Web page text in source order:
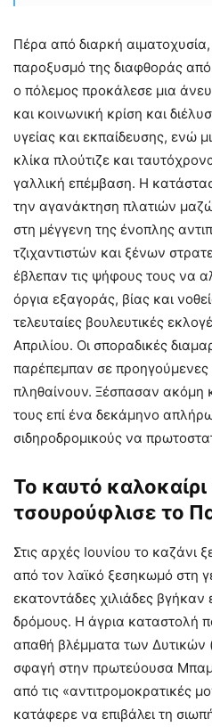
Πέρα από διαρκή
παροξυσμό της διαφθοράς
ο πόλεμος προκάλεσε μια
και κοινωνική κρίση και
υγείας και εκπαίδευσης, ενώ
κλίκα πλούτιζε και
γαλλική επέμβαση. Η
την αγανάκτηση πλατιών
στη μέγγενη της ένοπλης
τζιχαντιστών και ξένων
έβλεπαν τις ψήφους τους να
όργια εξαγοράς, βίας και
τελευταίες βουλευτικές
Απριλίου. Οι σποραδικές
παρέπεμπαν σε προηγούμενες
πληθαίνουν. Ξέσπασαν ακόμη
τους επί ένα δεκάμηνο
σιδηροδρομικούς να
Το καυτό
τσουρούφλισε το
Στις αρχές Ιουνίου το καζάνι
από τον λαϊκό ξεσηκωμό στη
εκατοντάδες χιλιάδες
δρόμους. Η άγρια καταστολή
απαθή βλέμματα των
σφαγή στην πρωτεύουσα
από τις «αντιτρομοκρατικές
κατάφερε να επιβάλει τη